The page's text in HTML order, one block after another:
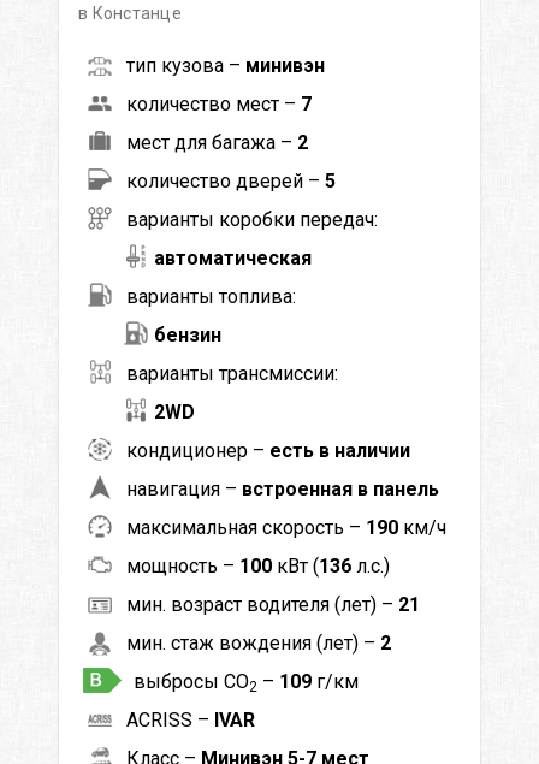
в Констанце
тип кузова – минивэн
количество мест – 7
мест для багажа – 2
количество дверей – 5
варианты коробки передач:
автоматическая
варианты топлива:
бензин
варианты трансмиссии:
2WD
кондиционер – есть в наличии
навигация – встроенная в панель
максимальная скорость – 190 км/ч
мощность – 100 кВт (136 л.с.)
мин. возраст водителя (лет) – 21
мин. стаж вождения (лет) – 2
выбросы CO2 – 109 г/км
ACRISS – IVAR
Класс – Минивэн 5-7 мест